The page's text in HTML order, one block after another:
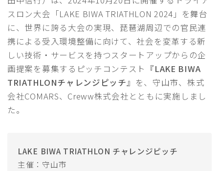
FOR ATHELETES 参加者の皆さまへ
START LIST 選手名簿
COURSE コースマップ
SPECIAL スペシャル
応援ガイド｜Cheering Guide
REPORT 過去大会情報
スロン大会「LAKE BIWA TRIATHLON 2024」を舞台
に、世界に誇る大会の実現、琵琶湖周辺での官民連
携による受入環境整備に向けて、社会を変革する新
しい技術・サービスを持つスタートアップからの企
画提案を募集するピッチコンテスト 『LAKE BIWA
TRIATHLONチャレンジピッチ』 を、守山市、株式
会社COMARS、Creww株式会社とともに実施しまし
た。
LAKE BIWA TRIATHLON チャレンジピッチ
主催：守山市